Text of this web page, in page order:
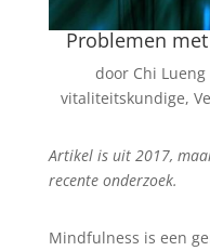
Problemen
door Chi Lueng
vitaliteitskundige,
Artikel is uit 2017,
recente onderzoek.
Mindfulness is een